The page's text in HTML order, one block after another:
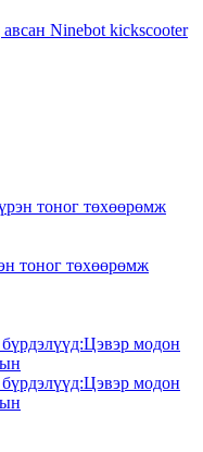
Ninebot kickscooter
тоног төхөөрөмж
модон
модон